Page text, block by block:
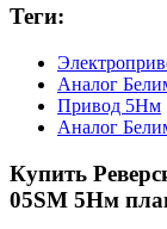
Теги:
Аналог
Привод 5Нм
Аналог
Купить
05SM 5Нм